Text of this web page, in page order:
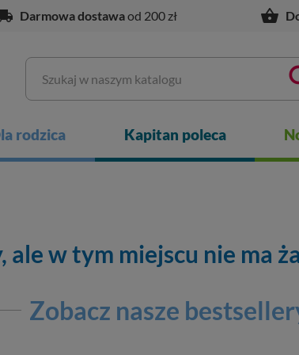
Darmowa dostawaod 200 zł shopping_basket
rodzica Kapitan poleca
ale w tym miejscu nie ma
Zobacz nasze